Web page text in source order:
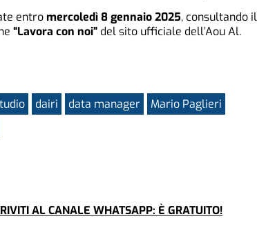
entromercoledì 8 gennaio 2025, consultando il
“Lavora con noi” del sito ufficiale dell’Aou Al.
dairi data manager
Mario Paglieri
AL CANALE WHATSAPP: È GRATUITO!